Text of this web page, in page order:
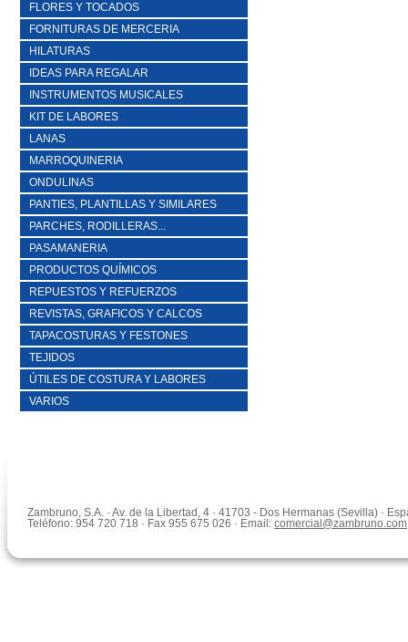
FLORES Y TOCADOS
FORNITURAS DE MERCERIA
HILATURAS
IDEAS PARA REGALAR
INSTRUMENTOS MUSICALES
KIT DE LABORES
LANAS
MARROQUINERIA
ONDULINAS
PANTIES, PLANTILLAS Y SIMILARES
PARCHES, RODILLERAS...
PASAMANERIA
PRODUCTOS QUÍMICOS
REPUESTOS Y REFUERZOS
REVISTAS, GRAFICOS Y CALCOS
TAPACOSTURAS Y FESTONES
TEJIDOS
ÚTILES DE COSTURA Y LABORES
VARIOS
Zambruno, S.A. · Av. de la Libertad, 4 · 41703 - Dos Hermanas (Sevilla) ·
Teléfono: 954 720 718 · Fax 955 675 026 · Email: comercial@zambruno.com